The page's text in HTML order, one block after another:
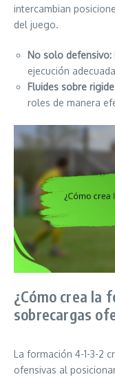
intercambian
del juego.
No solo defensivo:
ejecución
Fluides sobre
roles de manera
¿Cómo crea la
sobrecargas
La formación 4-1-3-2
ofensivas al